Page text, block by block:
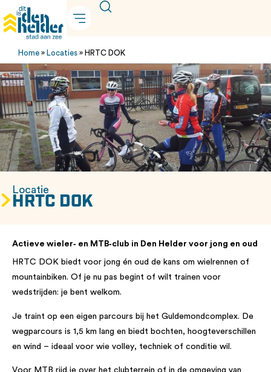
Home » Locaties » HRTC DOK
Locatie
HRTC DOK
Actieve wieler‑ en MTB‑club in Den Helder voor jong en oud
HRTC DOK biedt voor jong én oud de kans om wielrennen of
mountainbiken. Of je nu pas begint of wilt trainen voor
wedstrijden: je bent welkom.
Je traint op een eigen parcours bij het Guldemondcomplex. De
wegparcours is 1,5 km lang en biedt bochten, hoogteverschillen
en wind – ideaal voor wie volley, techniek of conditie wil.
Voor MTB rijd je over het clubterrein of in de omgeving van